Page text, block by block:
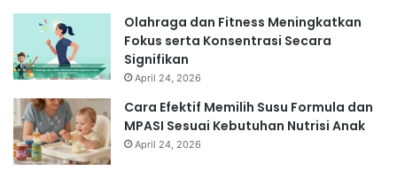
Olahraga dan Fitness Meningkatkan
Fokus serta Konsentrasi Secara
Signifikan
April 24, 2026
Cara Efektif Memilih Susu Formula dan
MPASI Sesuai Kebutuhan Nutrisi Anak
April 24, 2026